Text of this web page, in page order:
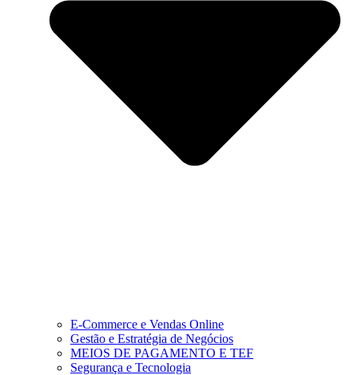
E-Commerce e Vendas Online
Gestão e Estratégia de Negócios
MEIOS DE PAGAMENTO E TEF
Segurança e Tecnologia